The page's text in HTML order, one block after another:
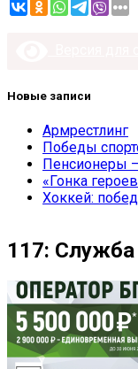
Новые записи
Армрестлинг
Победы
Пенсионеры –
«Гонка
Хоккей:
117: Служба